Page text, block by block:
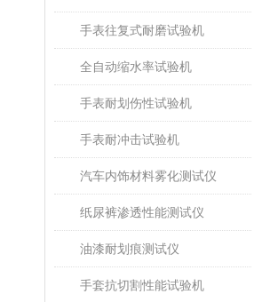
手表往复式耐磨试验机
全自动缩水率试验机
手表耐划伤性试验机
手表耐冲击试验机
汽车内饰材料雾化测试仪
纸尿裤渗透性能测试仪
油漆耐划痕测试仪
手套抗切割性能试验机